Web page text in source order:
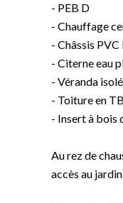
- PEB D
- Chauffage
- Châssis PVC
- Citerne eau
- Véranda
- Toiture en
- Insert à bois
Au rez de
accès au